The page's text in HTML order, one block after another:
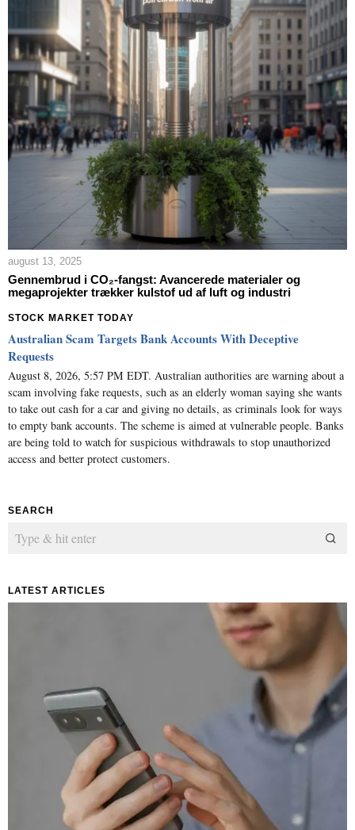
august 13, 2025
Gennembrud i CO₂-fangst: Avancerede materialer og
megaprojekter trækker kulstof ud af luft og industri
STOCK MARKET TODAY
Australian Scam Targets Bank Accounts With Deceptive
Requests
August 8, 2026, 5:57 PM EDT. Australian authorities are warning about a
scam involving fake requests, such as an elderly woman saying she wants
to take out cash for a car and giving no details, as criminals look for ways
to empty bank accounts. The scheme is aimed at vulnerable people. Banks
are being told to watch for suspicious withdrawals to stop unauthorized
access and better protect customers.
SEARCH
LATEST ARTICLES